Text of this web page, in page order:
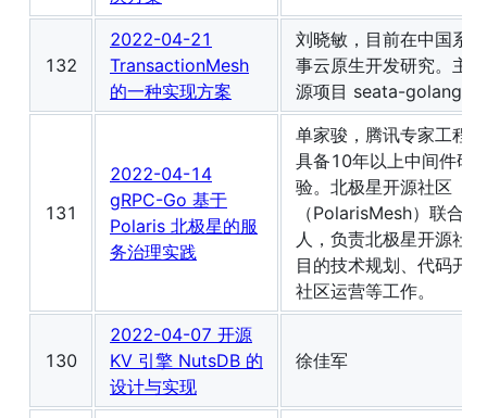
132
2022-04-21
TransactionMesh
的一种实现方案
刘晓敏，目前在中国系
事云原生开发研究。主
源项目 seata-golang。
131
2022-04-14
gRPC-Go 基于
Polaris 北极星的服
务治理实践
单家骏，腾讯专家工程
具备10年以上中间件研
验。北极星开源社区
（PolarisMesh）联合发
人，负责北极星开源社
目的技术规划、代码开
社区运营等工作。
130
2022-04-07 开源
KV 引擎 NutsDB 的
设计与实现
徐佳军